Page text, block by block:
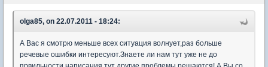
olga85, on 22.07.2011 - 18:24:
А Вас я смотрю меньше всех ситуация волнует,раз больше
речевые ошибки интересуют.Знаете ли нам тут уже не до